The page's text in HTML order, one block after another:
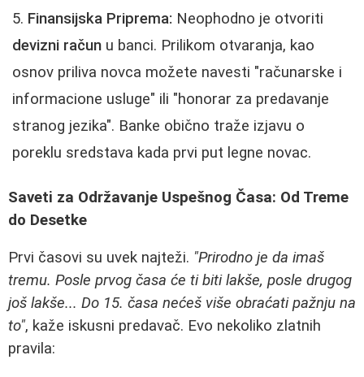
Finansijska Priprema: Neophodno je otvoriti
devizni račun u banci. Prilikom otvaranja, kao
osnov priliva novca možete navesti "računarske i
informacione usluge" ili "honorar za predavanje
stranog jezika". Banke obično traže izjavu o
poreklu sredstava kada prvi put legne novac.
Saveti za Održavanje Uspešnog Časa: Od Treme
do Desetke
Prvi časovi su uvek najteži. "Prirodno je da imaš
tremu. Posle prvog časa će ti biti lakše, posle drugog
još lakše... Do 15. časa nećeš više obraćati pažnju na
to", kaže iskusni predavač. Evo nekoliko zlatnih
pravila: